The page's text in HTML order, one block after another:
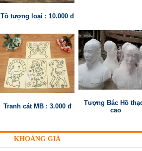
Tô tượng loại : 10.000 đ
Tranh cát MB : 3.000 đ
Tượng Bác Hồ
cao
KHOẢNG GIÁ